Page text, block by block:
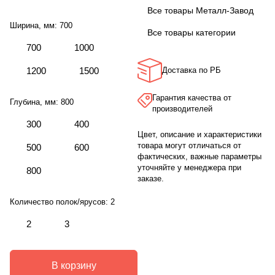
Ширина, мм: 700
700 1000
1200 1500
Глубина, мм: 800
300 400
500 600
800
Количество полок/ярусов: 2
2 3
В корзину
Все товары Металл-Завод
Все товары категории
Доставка по РБ
Гарантия качества от
производителей
Цвет, описание и характеристики
товара могут отличаться от
фактических, важные параметры
уточняйте у менеджера при
заказе.